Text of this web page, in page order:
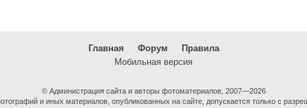
Главная Форум
Правила
Мобильная версия
© Администрация сайта и авторы фотоматериалов, 2007—2026
и иных материалов, опубликованных на сайте, допускается только с